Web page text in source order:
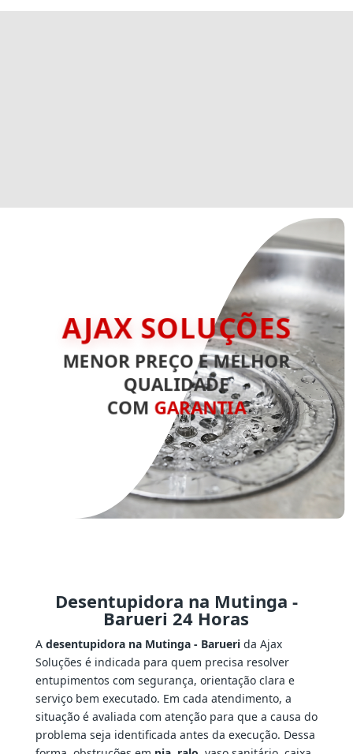
AJAX SOLUÇÕES
MENOR PREÇO E MELHOR
QUALIDADE
COM GARANTIA
Desentupidora na Mutinga -
Barueri 24 Horas
A desentupidora na Mutinga - Baruerida Ajax
Soluções é indicada para quem precisa resolver
entupimentos com segurança, orientação clara e
serviço bem executado. Em cada atendimento, a
situação é avaliada com atenção para que a causa do
problema seja identificada antes da execução. Dessa